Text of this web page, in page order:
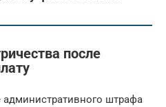
после
штрафа